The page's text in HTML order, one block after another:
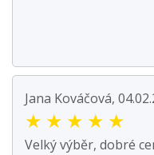
Jana Kováčová,
★ ★ ★ ★ ★
Velký výběr, dobré